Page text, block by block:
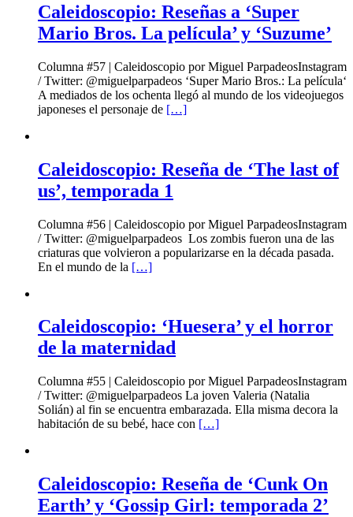
Caleidoscopio: Reseñas a ‘Super
Mario Bros. La película’ y ‘Suzume’
Columna #57 | Caleidoscopio por Miguel ParpadeosInstagram
/ Twitter: @miguelparpadeos ‘Super Mario Bros.: La película‘
A mediados de los ochenta llegó al mundo de los videojuegos
japoneses el personaje de […]
Caleidoscopio: Reseña de ‘The last of
us’, temporada 1
Columna #56 | Caleidoscopio por Miguel ParpadeosInstagram
/ Twitter: @miguelparpadeos Los zombis fueron una de las
criaturas que volvieron a popularizarse en la década pasada.
En el mundo de la […]
Caleidoscopio: ‘Huesera’ y el horror
de la maternidad
Columna #55 | Caleidoscopio por Miguel ParpadeosInstagram
/ Twitter: @miguelparpadeos La joven Valeria (Natalia
Solián) al fin se encuentra embarazada. Ella misma decora la
habitación de su bebé, hace con […]
Caleidoscopio: Reseña de ‘Cunk On
Earth’ y ‘Gossip Girl: temporada 2’